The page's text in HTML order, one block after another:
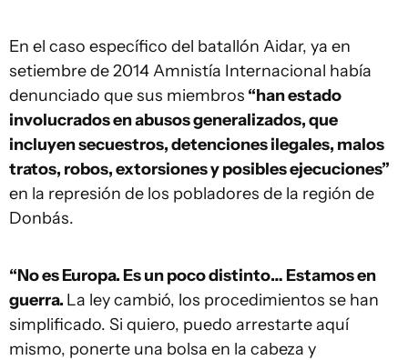
En el caso específico del batallón Aidar, ya en
setiembre de 2014 Amnistía Internacional había
denunciado que sus miembros “han estado
involucrados en abusos generalizados, que
incluyen secuestros, detenciones ilegales, malos
tratos, robos, extorsiones y posibles ejecuciones”
en la represión de los pobladores de la región de
Donbás.
“No es Europa. Es un poco distinto… Estamos en
guerra. La ley cambió, los procedimientos se han
simplificado. Si quiero, puedo arrestarte aquí
mismo, ponerte una bolsa en la cabeza y